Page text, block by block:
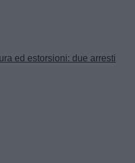
ed estorsioni: due arresti